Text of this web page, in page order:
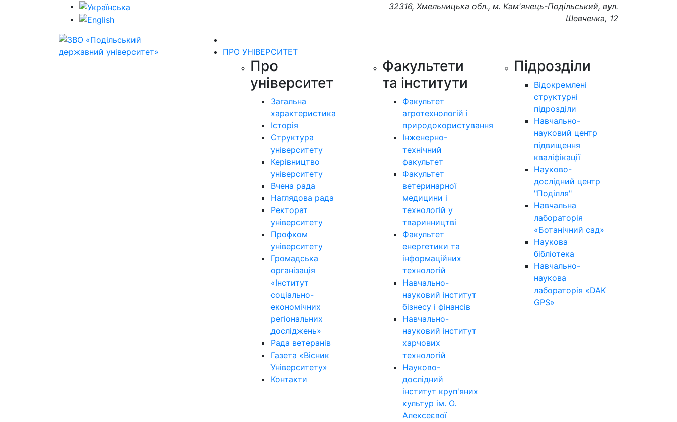
32316, Хмельницька обл., м. Кам'янець-Подільський, вул.
Шевченка, 12
ПРО УНІВЕРСИТЕТ
Про
університет
Загальна
характеристика
Історія
Структура
університету
Керівництво
університету
Вчена рада
Наглядова рада
Ректорат
університету
Профком
університету
Громадська
організація
«Інститут
соціально-
економічних
регіональних
досліджень»
Рада ветеранів
Газета «Вісник
Університету»
Контакти
Факультети
та інститути
Факультет
агротехнологій і
природокористування
Інженерно-
технічний
факультет
Факультет
ветеринарної
медицини і
технологій у
тваринництві
Факультет
енергетики та
інформаційних
технологій
Навчально-
науковий інститут
бізнесу і фінансів
Навчально-
науковий інститут
харчових
технологій
Науково-
дослідний
інститут круп'яних
культур ім. О.
Алексеєвої
Підрозділи
Відокремлені
структурні
підрозділи
Навчально-
науковий центр
підвищення
кваліфікації
Науково-
дослідний центр
"Поділля"
Навчальна
лабораторія
«Ботанічний сад»
Наукова
бібліотека
Навчально-
наукова
лабораторія «DAK
GPS»